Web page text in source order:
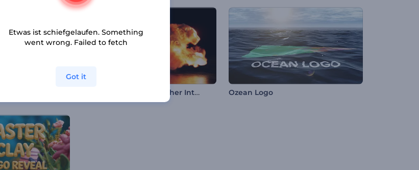
Schneller feuriger Panther Intro Ozean Logo
Etwas ist schiefgelaufen. Something
went wrong. Failed to fetch
Got it